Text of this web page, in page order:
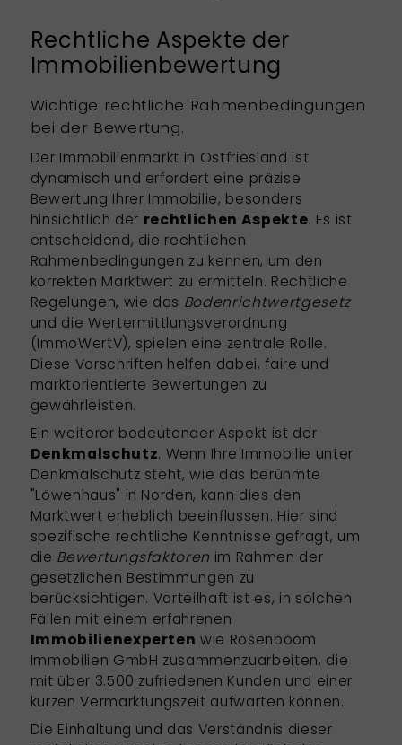
Rechtliche Aspekte der
Immobilienbewertung
Wichtige rechtliche Rahmenbedingungen
bei der Bewertung.
Der Immobilienmarkt in Ostfriesland ist
dynamisch und erfordert eine präzise
Bewertung Ihrer Immobilie, besonders
hinsichtlich der rechtlichen Aspekte. Es ist
entscheidend, die rechtlichen
Rahmenbedingungen zu kennen, um den
korrekten Marktwert zu ermitteln. Rechtliche
Regelungen, wie das Bodenrichtwertgesetz
und die Wertermittlungsverordnung
(ImmoWertV), spielen eine zentrale Rolle.
Diese Vorschriften helfen dabei, faire und
marktorientierte Bewertungen zu
gewährleisten.
Ein weiterer bedeutender Aspekt ist der
Denkmalschutz. Wenn Ihre Immobilie unter
Denkmalschutz steht, wie das berühmte
"Löwenhaus" in Norden, kann dies den
Marktwert erheblich beeinflussen. Hier sind
spezifische rechtliche Kenntnisse gefragt, um
die Bewertungsfaktoren im Rahmen der
gesetzlichen Bestimmungen zu
berücksichtigen. Vorteilhaft ist es, in solchen
Fällen mit einem erfahrenen
Immobilienexperten wie Rosenboom
Immobilien GmbH zusammenzuarbeiten, die
mit über 3.500 zufriedenen Kunden und einer
kurzen Vermarktungszeit aufwarten können.
Die Einhaltung und das Verständnis dieser